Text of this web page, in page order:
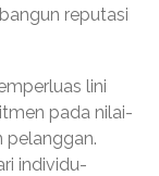
reputasi
lini
pada nilai-
pelanggan.
individu-